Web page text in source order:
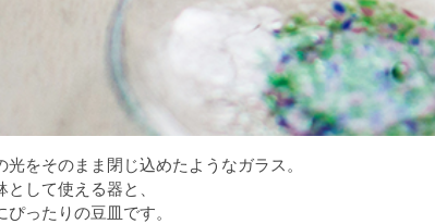
光をそのまま閉じ込めたようなガラス。
して使える器と、
ったりの豆皿です。